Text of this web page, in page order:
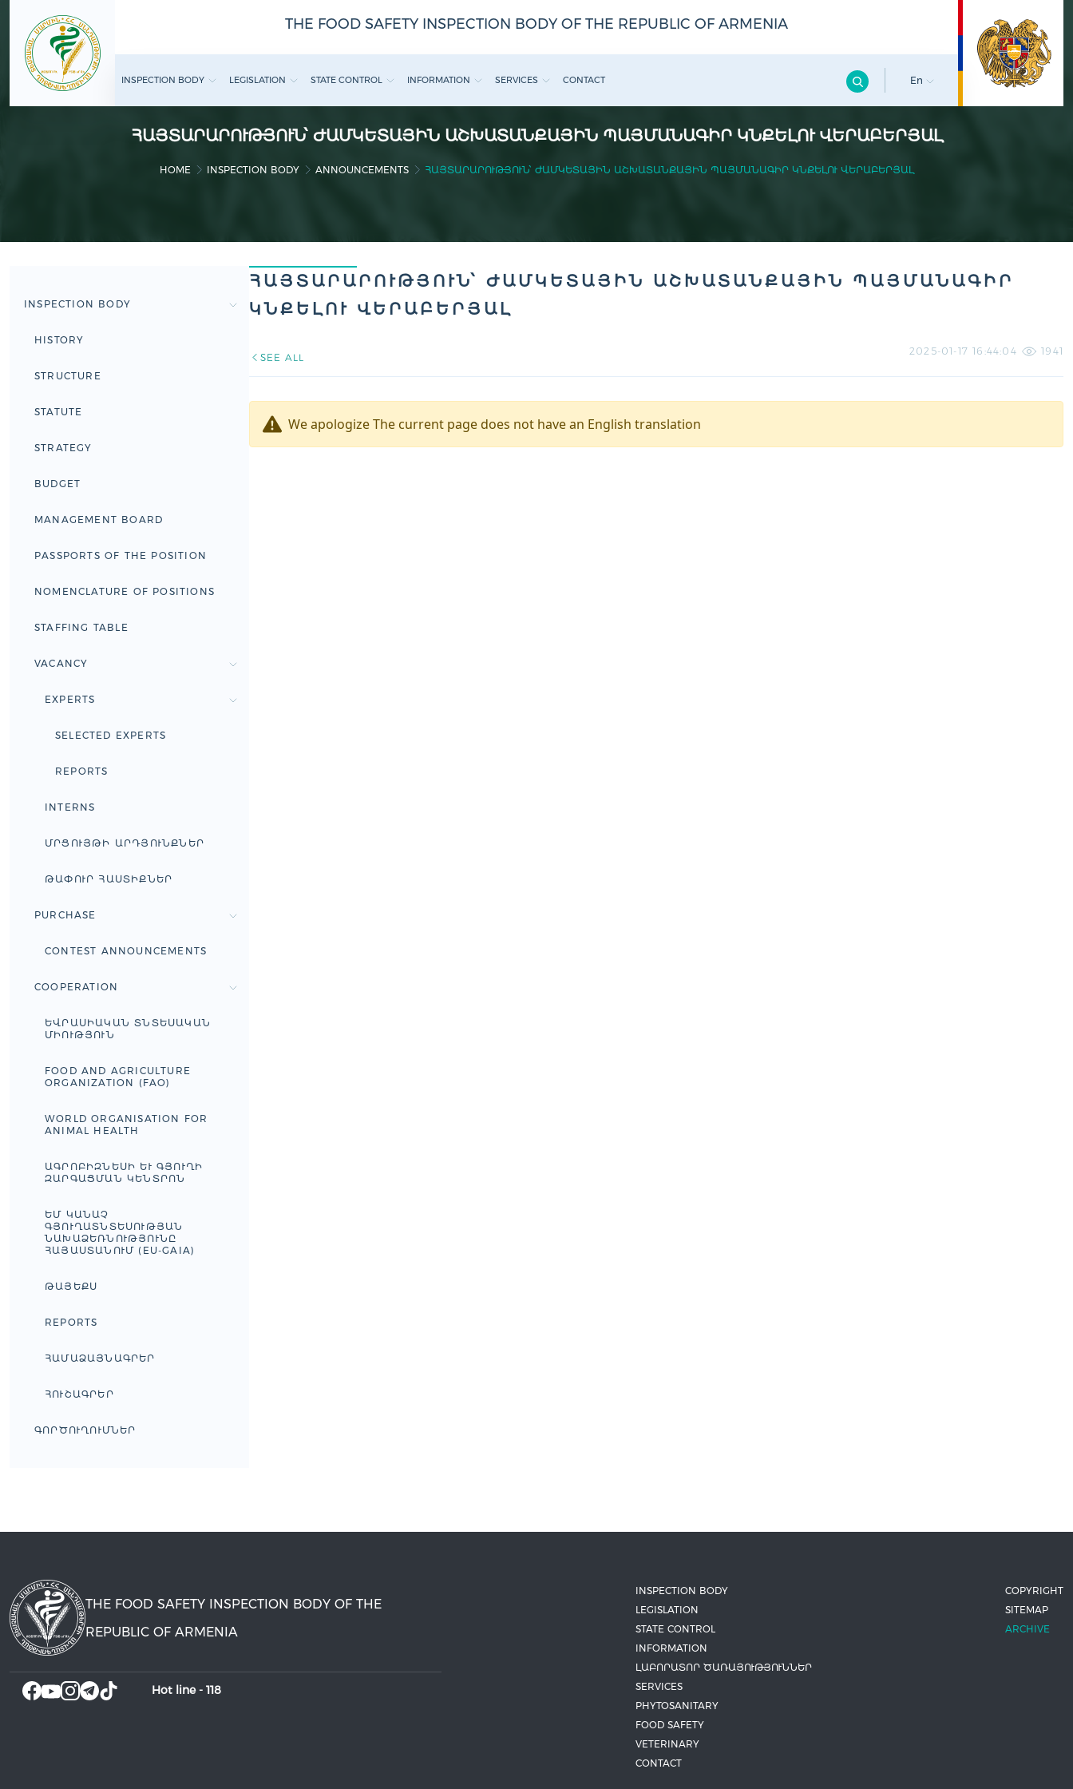
THE FOOD SAFETY INSPECTION BODY OF THE REPUBLIC OF ARMENIA
INSPECTION BODY LEGISLATION STATE CONTROL INFORMATION SERVICES CONTACT En
ՀԱՅՏԱՐԱՐՈՒԹՅՈՒՆ՝ ԺԱՄԿԵՏԱՅԻՆ ԱՇԽԱՏԱՆՔԱՅԻՆ ՊԱՅՄԱՆԱԳԻՐ ԿՆՔԵԼՈՒ ՎԵՐԱԲԵՐՅԱԼ
HOME INSPECTION BODY ANNOUNCEMENTS ՀԱՅՏԱՐԱՐՈՒԹՅՈՒՆ՝ ԺԱՄԿԵՏԱՅԻՆ ԱՇԽԱՏԱՆՔԱՅԻՆ ՊԱՅՄԱՆԱԳԻՐ ԿՆՔԵԼՈՒ ՎԵՐԱԲԵՐՅԱԼ
INSPECTION BODY
HISTORY
STRUCTURE
STATUTE
STRATEGY
BUDGET
MANAGEMENT BOARD
PASSPORTS OF THE POSITION
NOMENCLATURE OF POSITIONS
STAFFING TABLE
VACANCY
EXPERTS
SELECTED EXPERTS
REPORTS
INTERNS
ՄՐՑՈՒՅԹԻ ԱՐԴՅՈՒՆՔՆԵՐ
ԹԱՓՈՒՐ ՀԱՍՏԻՔՆԵՐ
PURCHASE
CONTEST ANNOUNCEMENTS
COOPERATION
ԵՎՐԱՍԻԱԿԱՆ ՏՆՏԵՍԱԿԱՆ
ՄԻՈՒԹՅՈՒՆ
FOOD AND AGRICULTURE
ORGANIZATION (FAO)
WORLD ORGANISATION FOR
ANIMAL HEALTH
ԱԳՐՈԲԻԶՆԵՍԻ ԵՒ ԳՅՈՒՂԻ Զ
ԱՐԳԱՑՄԱՆ ԿԵՆՏՐՈՆ
ԵՄ ԿԱՆԱՉ
ԳՅՈՒՂԱՏՆՏԵՍՈՒԹՅԱՆ
ՆԱԽԱՁԵՌՆՈՒԹՅՈՒՆԸ
ՀԱՅԱՍՏԱՆՈՒՄ (EU-GAIA)
ԹԱՅԵՔՍ
REPORTS
ՀԱՄԱՁԱՅՆԱԳՐԵՐ
ՀՈՒՇԱԳՐԵՐ
ԳՈՐԾՈՒՂՈՒՄՆԵՐ
ՀԱՅՏԱՐԱՐՈՒԹՅՈՒՆ՝ ԺԱՄԿԵՏԱՅԻՆ ԱՇԽԱՏԱՆՔԱՅԻՆ ՊԱՅՄԱՆԱԳԻՐ
ԿՆՔԵԼՈՒ ՎԵՐԱԲԵՐՅԱԼ
SEE ALL
2025-01-17 16:44:04 1941
We apologize The current page does not have an English translation
THE FOOD SAFETY INSPECTION BODY OF THE
REPUBLIC OF ARMENIA
Hot line - 118
INSPECTION BODY
LEGISLATION
STATE CONTROL
INFORMATION
ԼԱԲՈՐԱՏՈՐ ԾԱՌԱՅՈՒԹՅՈՒՆՆԵՐ
SERVICES
PHYTOSANITARY
FOOD SAFETY
VETERINARY
CONTACT
COPYRIGHT
SITEMAP
ARCHIVE